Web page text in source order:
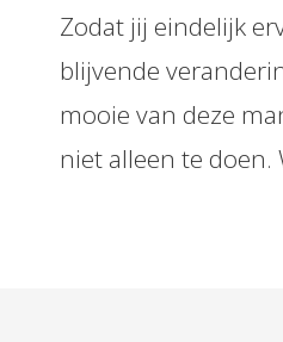
Zodat jij eindelijk
blijvende
mooie van deze
niet alleen te doen.